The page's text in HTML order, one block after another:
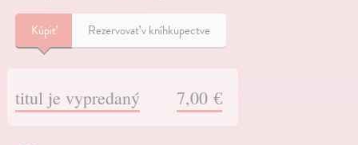
Kúpiť Rezervovať v kníhkupectve
titul je vypredaný 7,00 €